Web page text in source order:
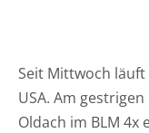
Seit Mittwoch
USA. Am
Oldach im BLM 4x